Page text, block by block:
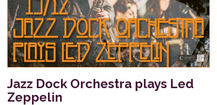
Jazz Dock Orchestra plays Led
Zeppelin